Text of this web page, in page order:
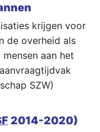
krijgen voor
de overheid als
aan het
SZW)
2014-2020)